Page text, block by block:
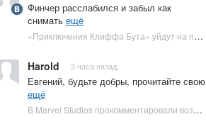
Финчер расслабился и забыл как
снимать ещё
«Приключения Клиффа Бута» уйдут на пересъемки — премьера под угрозой | Plugged In Ru
Harold 3 часа назад
Евгений, будьте добры, прочитайте свою
ещё
В Marvel Studios прокомментировали возвращение Канга на экраны | Plugged In Ru